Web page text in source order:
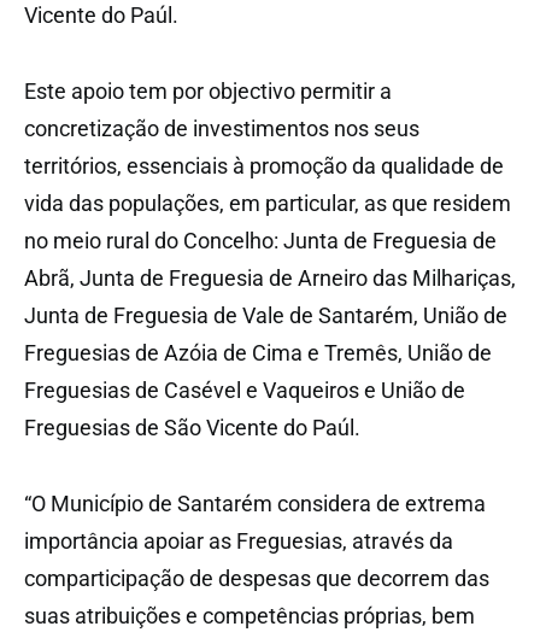
Vicente do Paúl.
Este apoio tem por objectivo permitir a
concretização de investimentos nos seus
territórios, essenciais à promoção da qualidade de
vida das populações, em particular, as que residem
no meio rural do Concelho: Junta de Freguesia de
Abrã, Junta de Freguesia de Arneiro das Milhariças,
Junta de Freguesia de Vale de Santarém, União de
Freguesias de Azóia de Cima e Tremês, União de
Freguesias de Casével e Vaqueiros e União de
Freguesias de São Vicente do Paúl.
“O Município de Santarém considera de extrema
importância apoiar as Freguesias, através da
comparticipação de despesas que decorrem das
suas atribuições e competências próprias, bem